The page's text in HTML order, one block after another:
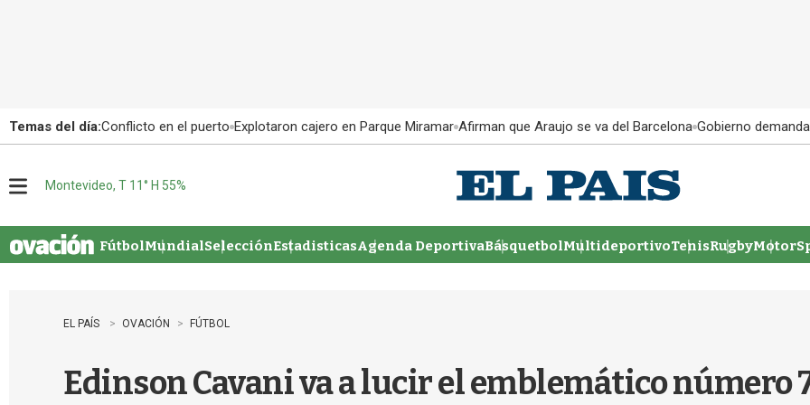
Temas del día:Conflicto en el puerto Explotaron cajero en Parque Miramar Afirman que Araujo se va del Barcelona Gobierno
u
Montevideo, T 11° H 55%
FútbolMundialSelecciónEstadisticasAgenda DeportivaBásquetbolMultideportivoTenisRugby
EL PAÍS OVACIÓN FÚTBOL
Edinson Cavani va a lucir el emblemático número